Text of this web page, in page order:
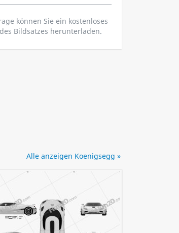
können Sie ein kostenloses
Bildsatzes herunterladen.
Alle anzeigen Koenigsegg »